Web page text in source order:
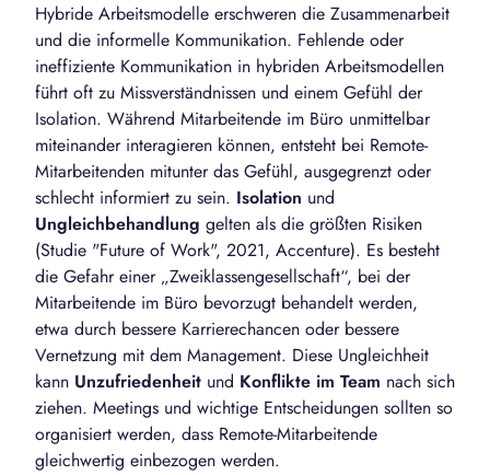
Hybride Arbeitsmodelle erschweren die Zusammenarbeit
und die informelle Kommunikation. Fehlende oder
ineffiziente Kommunikation in hybriden Arbeitsmodellen
führt oft zu Missverständnissen und einem Gefühl der
Isolation. Während Mitarbeitende im Büro unmittelbar
miteinander interagieren können, entsteht bei Remote-
Mitarbeitenden mitunter das Gefühl, ausgegrenzt oder
schlecht informiert zu sein. Isolation und
Ungleichbehandlung gelten als die größten Risiken
(Studie "Future of Work", 2021, Accenture). Es besteht
die Gefahr einer „Zweiklassengesellschaft“, bei der
Mitarbeitende im Büro bevorzugt behandelt werden,
etwa durch bessere Karrierechancen oder bessere
Vernetzung mit dem Management. Diese Ungleichheit
kann Unzufriedenheit und Konflikte im Team nach sich
ziehen. Meetings und wichtige Entscheidungen sollten so
organisiert werden, dass Remote-Mitarbeitende
gleichwertig einbezogen werden.